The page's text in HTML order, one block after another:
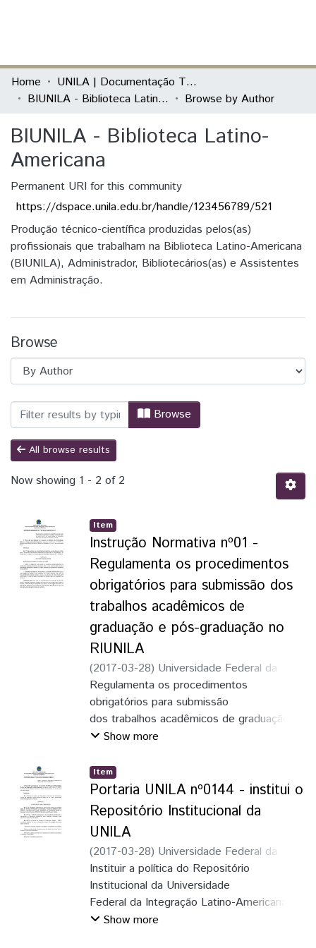
Communities & Collections
All of DSpace
Home
UNILA | Documentação Técnica
BIUNILA - Biblioteca Latino-Americana
Browse by Author
BIUNILA - Biblioteca Latino-
Americana
Permanent URI for this community
https://dspace.unila.edu.br/handle/123456789/521
Produção técnico-científica produzidas pelos(as)
profissionais que trabalham na Biblioteca Latino-Americana
(BIUNILA), Administrador, Bibliotecários(as) e Assistentes
em Administração.
Browse
Browsing BIUNILA - Biblioteca Latino-
Browse
All browse results
Now showing 1 - 2 of 2
Item
Instrução Normativa nº01 -
Regulamenta os procedimentos
obrigatórios para submissão dos
trabalhos acadêmicos de
graduação e pós-graduação no
RIUNILA
(2017-03-28) Universidade Federal da
Integração Latino-Americana (Unila)
Regulamenta os procedimentos
obrigatórios para submissão
dos trabalhos acadêmicos de graduação e
pós-graduação,
Repositório
institucional – RI-UNILA, por discentes da
UNILA.
Show more
Item
Portaria UNILA nº0144 - institui o
Repositório Institucional da
UNILA
(2017-03-28) Universidade Federal da
Integração Latino-Americana (Unila)
Instituir a política do Repositório
Institucional da Universidade
Federal da Integração Latino-Americana
(UNILA) e dar outras providências,
Show more